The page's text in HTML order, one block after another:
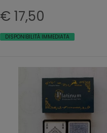
€ 17,50
DISPONIBILITÀ IMMEDIATA